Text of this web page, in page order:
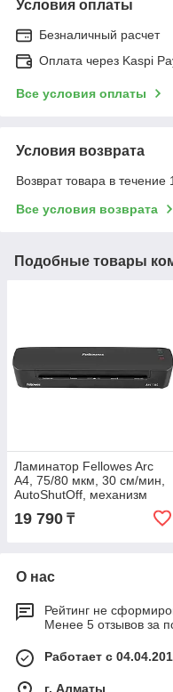
Условия оплаты
Безналичный расчет
Оплата через Kaspi
Все условия оплаты
Условия возврата
Возврат товара в течение
Все условия возврата
Подобные товары
Ламинатор Fellowes Arc
A4, 75/80 мкм, 30 см/мин,
AutoShutOff, механизм
освобожд., старт.набор
пленок
19 790 ₸
О нас
Рейтинг не
Менее 5 отзывов за
Работает с
г. Алматы